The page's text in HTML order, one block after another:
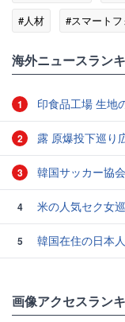
#人材
#スマートフ
海外ニュースラン
1 印食品工場 生地
2 露 原爆投下巡り
3 韓国サッカー協
4 米の人気セク女
5
韓国在住の日本
画像アクセスラン